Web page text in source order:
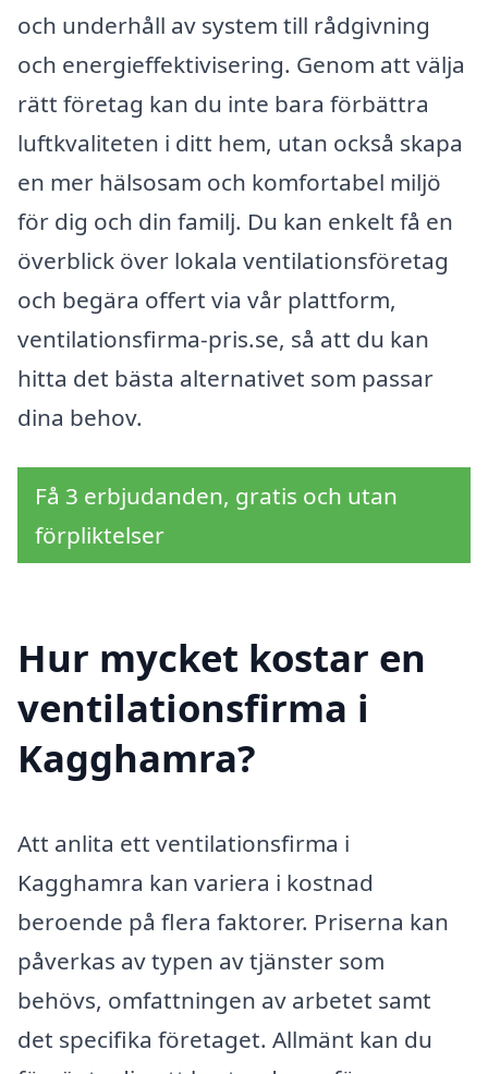
och underhåll av system till rådgivning
och energieffektivisering. Genom att välja
rätt företag kan du inte bara förbättra
luftkvaliteten i ditt hem, utan också skapa
en mer hälsosam och komfortabel miljö
för dig och din familj. Du kan enkelt få en
överblick över lokala ventilationsföretag
och begära offert via vår plattform,
ventilationsfirma-pris.se, så att du kan
hitta det bästa alternativet som passar
dina behov.
Få 3 erbjudanden, gratis och utan
förpliktelser
Hur mycket kostar en
ventilationsfirma i
Kagghamra?
Att anlita ett ventilationsfirma i
Kagghamra kan variera i kostnad
beroende på flera faktorer. Priserna kan
påverkas av typen av tjänster som
behövs, omfattningen av arbetet samt
det specifika företaget. Allmänt kan du